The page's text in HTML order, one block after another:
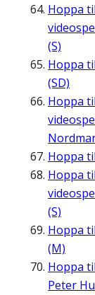
Hoppa
(S)
Hoppa
(SD)
Hoppa
Hoppa
Hoppa
(S)
Hoppa
(M)
Hoppa
Peter